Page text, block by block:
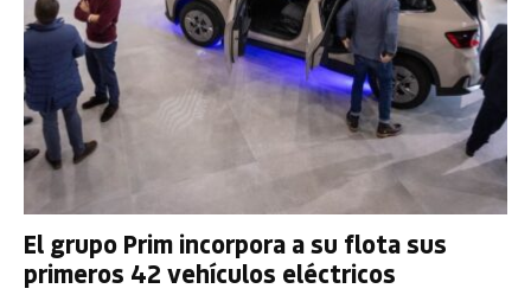
El grupo Prim incorpora a su flota sus
primeros 42 vehículos eléctricos